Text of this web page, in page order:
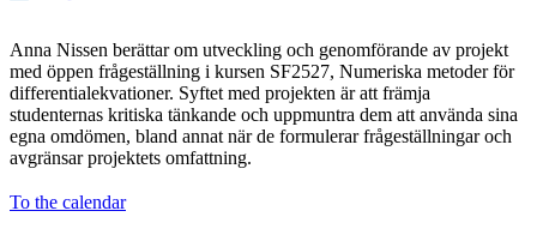
Anna Nissen berättar om utveckling och genomförande av projekt
med öppen frågeställning i kursen SF2527, Numeriska metoder för
differentialekvationer. Syftet med projekten är att främja
studenternas kritiska tänkande och uppmuntra dem att använda sina
egna omdömen, bland annat när de formulerar frågeställningar och
avgränsar projektets omfattning.
To the calendar